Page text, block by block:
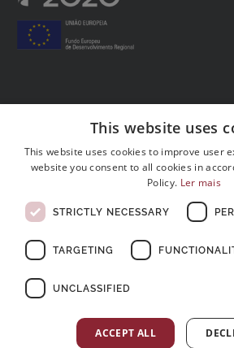
© Copyright 2026 . All rights reserved
This website uses
This website uses cookies to improve user
website you consent to all cookies in
Policy. Ler mais
STRICTLY NECESSARY
TARGETING
UNCLASSIFIED
ACCEPT ALL